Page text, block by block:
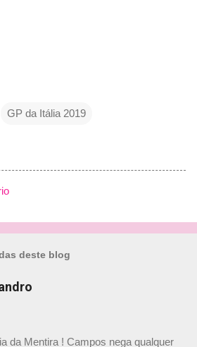
GP da Itália 2019
deste blog
da Mentira ! Campos nega qualquer